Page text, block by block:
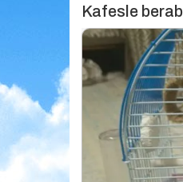
Kafesle